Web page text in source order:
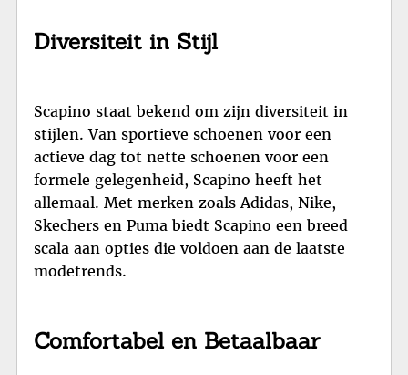
Diversiteit in Stijl
Scapino staat bekend om zijn diversiteit in
stijlen. Van sportieve schoenen voor een
actieve dag tot nette schoenen voor een
formele gelegenheid, Scapino heeft het
allemaal. Met merken zoals Adidas, Nike,
Skechers en Puma biedt Scapino een breed
scala aan opties die voldoen aan de laatste
modetrends.
Comfortabel en Betaalbaar